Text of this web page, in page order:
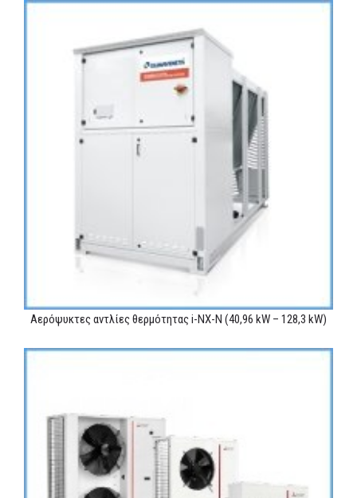
Αερόψυκτες αντλίες θερμότητας i-NX-N (40,96 kW – 128,3 kW)